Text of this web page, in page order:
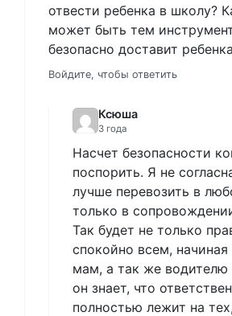
отвести ребенка в школу?
может быть тем
безопасно доставит
Войдите, чтобы ответить
Ксюша
3 года
Насчет безопасности
поспорить. Я не
лучше перевозить в
только в
Так будет не только
спокойно всем,
мам, а так же водителю
он знает, что
полностью лежит на